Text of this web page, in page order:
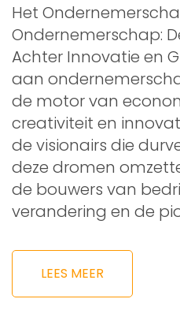
Het
Ondernemerschap:
Achter Innovatie en
aan
de motor van
creativiteit en
de visionairs die
deze dromen
de bouwers van
verandering en de
LEES MEER